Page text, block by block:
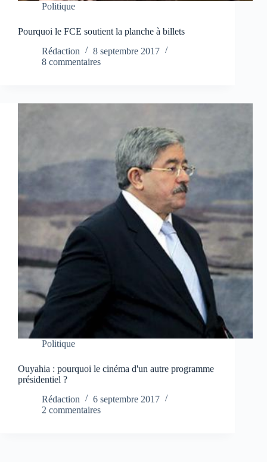
Politique
Pourquoi le FCE soutient la planche à billets
Rédaction
8 septembre 2017
8 commentaires
Politique
Ouyahia : pourquoi le cinéma d'un autre programme
présidentiel ?
Rédaction
6 septembre 2017
2 commentaires